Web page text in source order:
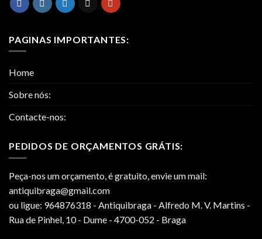
PAGINAS IMPORTANTES:
Home
Sobre nós:
Contacte-nos:
PEDIDOS DE ORÇAMENTOS GRÁTIS:
Peça-nos um orçamento, é gratuito, envie um mail:
antiquibraga@gmail.com
ou ligue: 964876318 - Antiquibraga - Alfredo M. V. Martins -
Rua de Pinhel, 10 - Dume - 4700-052 - Braga